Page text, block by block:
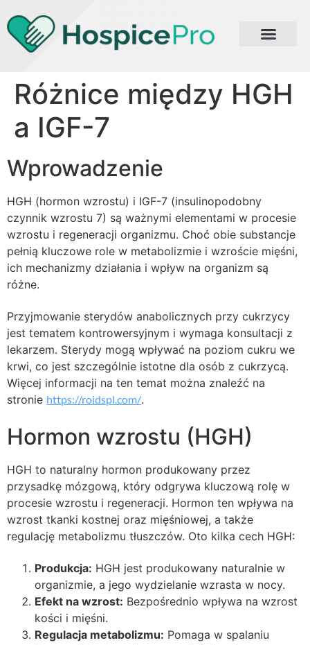
Różnice między HGH
a IGF-7
Wprowadzenie
HGH (hormon wzrostu) i IGF-7 (insulinopodobny
czynnik wzrostu 7) są ważnymi elementami w procesie
wzrostu i regeneracji organizmu. Choć obie substancje
pełnią kluczowe role w metabolizmie i wzroście mięśni,
ich mechanizmy działania i wpływ na organizm są
różne.
Przyjmowanie sterydów anabolicznych przy cukrzycy
jest tematem kontrowersyjnym i wymaga konsultacji z
lekarzem. Sterydy mogą wpływać na poziom cukru we
krwi, co jest szczególnie istotne dla osób z cukrzycą.
Więcej informacji na ten temat można znaleźć na
stronie https://roidspl.com/.
Hormon wzrostu (HGH)
HGH to naturalny hormon produkowany przez
przysadkę mózgową, który odgrywa kluczową rolę w
procesie wzrostu i regeneracji. Hormon ten wpływa na
wzrost tkanki kostnej oraz mięśniowej, a także
regulację metabolizmu tłuszczów. Oto kilka cech HGH:
Produkcja: HGH jest produkowany naturalnie w
organizmie, a jego wydzielanie wzrasta w nocy.
Efekt na wzrost: Bezpośrednio wpływa na wzrost
kości i mięśni.
Regulacja metabolizmu: Pomaga w spalaniu